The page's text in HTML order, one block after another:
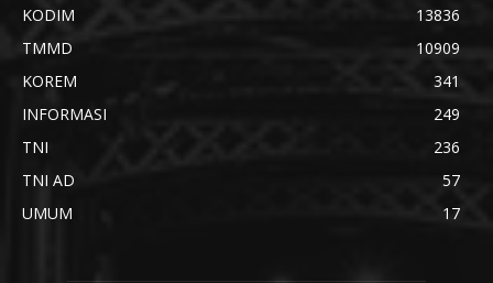
KODIM
13836
TMMD
10909
KOREM
341
INFORMASI
249
TNI
236
TNI AD
57
UMUM
17